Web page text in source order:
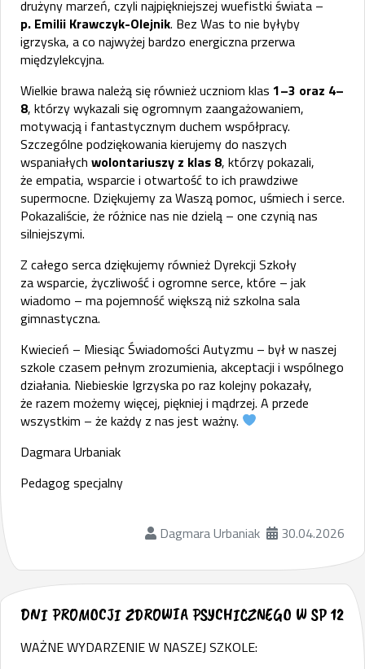
drużyny marzeń, czyli najpiękniejszej wuefistki świata –
p. Emilii Krawczyk-Olejnik. Bez Was to nie byłyby
igrzyska, a co najwyżej bardzo energiczna przerwa
międzylekcyjna.
Wielkie brawa należą się również uczniom klas 1–3 oraz 4–
8, którzy wykazali się ogromnym zaangażowaniem,
motywacją i fantastycznym duchem współpracy.
Szczególne podziękowania kierujemy do naszych
wspaniałych wolontariuszy z klas 8, którzy pokazali,
że empatia, wsparcie i otwartość to ich prawdziwe
supermocne. Dziękujemy za Waszą pomoc, uśmiech i serce.
Pokazaliście, że różnice nas nie dzielą – one czynią nas
silniejszymi.
Z całego serca dziękujemy również Dyrekcji Szkoły
za wsparcie, życzliwość i ogromne serce, które – jak
wiadomo – ma pojemność większą niż szkolna sala
gimnastyczna.
Kwiecień – Miesiąc Świadomości Autyzmu – był w naszej
szkole czasem pełnym zrozumienia, akceptacji i wspólnego
działania. Niebieskie Igrzyska po raz kolejny pokazały,
że razem możemy więcej, piękniej i mądrzej. A przede
wszystkim – że każdy z nas jest ważny.
Dagmara Urbaniak
Pedagog specjalny
Dagmara Urbaniak 30.04.2026
DNI PROMOCJI ZDROWIA PSYCHICZNEGO W SP 12
WAŻNE WYDARZENIE W NASZEJ SZKOLE: